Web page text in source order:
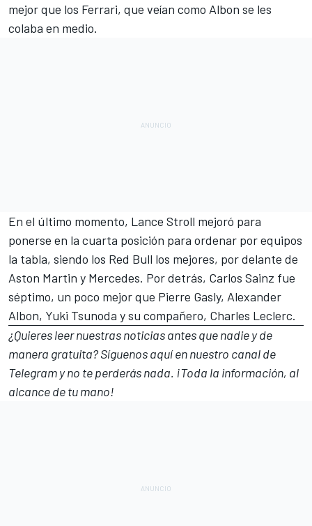
mejor que los Ferrari, que veían como Albon se les
colaba en medio.
En el último momento, Lance Stroll mejoró para
ponerse en la cuarta posición para ordenar por equipos
la tabla, siendo los Red Bull los mejores, por delante de
Aston Martin y Mercedes. Por detrás, Carlos Sainz fue
séptimo, un poco mejor que Pierre Gasly, Alexander
Albon, Yuki Tsunoda y su compañero, Charles Leclerc.
¿Quieres leer nuestras noticias antes que nadie y de
manera gratuita? Síguenosaquí en nuestro canal de
Telegramy no te perderás nada. ¡Toda la información, al
alcance de tu mano!